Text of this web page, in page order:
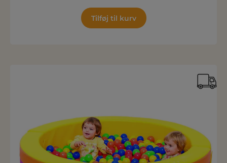
Tilføj til kurv